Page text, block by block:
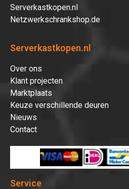
Serverkastkopen.nl
Netzwerkschrankshop.de
Serverkastkopen.nl
Over ons
Klant projecten
Marktplaats
Keuze verschillende deuren
Nieuws
Contact
Service